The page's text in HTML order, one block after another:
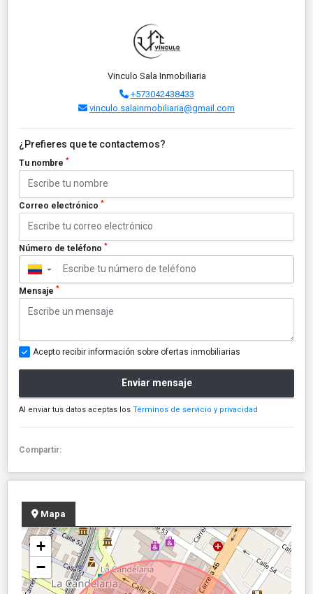
Vinculo Sala Inmobiliaria
+573042438433
vinculo.salainmobiliaria@gmail.com
¿Prefieres que te contactemos?
Tu nombre *
Correo electrónico *
Número de teléfono *
▼
Mensaje *
Acepto recibir información sobre ofertas inmobiliarias
Enviar mensaje
Al enviar tus datos aceptas los Términos de servicio y privacidad
Compartir:
Mapa
+
−